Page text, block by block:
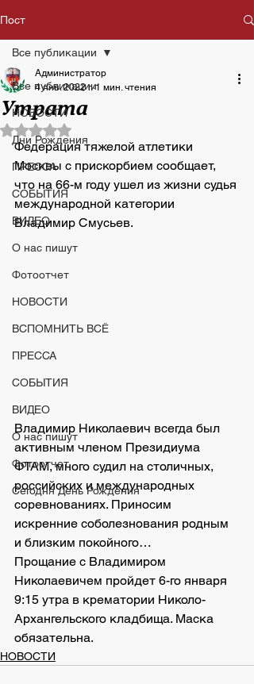
Пост
Все публикации
НОВОСТИ
Дни Рождения
ПРЕССА
СОБЫТИЯ
ВИДЕО
О нас пишут
Фотоотчет
НОВОСТИ
ВСПОМНИТЬ ВСЁ
ПРЕССА
СОБЫТИЯ
ВИДЕО
О нас пишут
Фотоотчет
Сегодня День Рождения
Все публикации
Утрата
Администратор
4 янв. 2022 г. 1 мин. чтения
Оценка: не число из 5 звезд.
Федерация тяжелой атлетики
Москвы с прискорбием сообщает,
что на 66-м году ушел из жизни судья
международной категории
Владимир Смусьев.
Владимир Николаевич всегда был
активным членом Президиума
ФТАМ, много судил на столичных,
российских и международных
соревнованиях. Приносим
искренние соболезнования родным
и близким покойного…
Прощание с Владимиром
Николаевичем пройдет 6-го января
9:15 утра в крематории Николо-
Архангельского кладбища. Маска
обязательна.
НОВОСТИ